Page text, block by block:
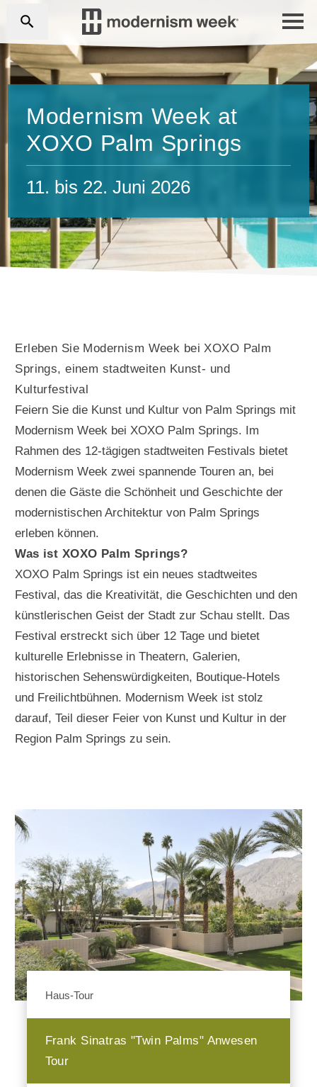
Modernism Week at
XOXO Palm Springs
11. bis 22. Juni 2026
Erleben Sie Modernism Week bei XOXO Palm
Springs, einem stadtweiten Kunst- und
Kulturfestival
Feiern Sie die Kunst und Kultur von Palm Springs mit
Modernism Week bei XOXO Palm Springs. Im
Rahmen des 12-tägigen stadtweiten Festivals bietet
Modernism Week zwei spannende Touren an, bei
denen die Gäste die Schönheit und Geschichte der
modernistischen Architektur von Palm Springs
erleben können.
Was ist XOXO Palm Springs?
XOXO Palm Springs ist ein neues stadtweites
Festival, das die Kreativität, die Geschichten und den
künstlerischen Geist der Stadt zur Schau stellt. Das
Festival erstreckt sich über 12 Tage und bietet
kulturelle Erlebnisse in Theatern, Galerien,
historischen Sehenswürdigkeiten, Boutique-Hotels
und Freilichtbühnen. Modernism Week ist stolz
darauf, Teil dieser Feier von Kunst und Kultur in der
Region Palm Springs zu sein.
Haus-Tour
Frank Sinatras "Twin Palms" Anwesen
Tour